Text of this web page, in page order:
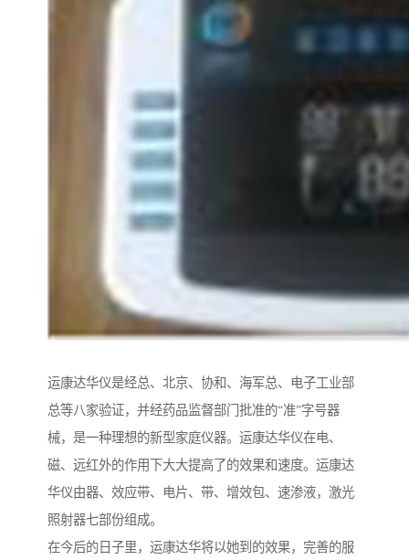
运康达华仪是经总、北京、协和、海军总、电子工业部
总等八家验证，并经药品监督部门批准的“准”字号器
械，是一种理想的新型家庭仪器。运康达华仪在电、
磁、远红外的作用下大大提高了的效果和速度。运康达
华仪由器、效应带、电片、带、增效包、速渗液，激光
照射器七部份组成。
在今后的日子里，运康达华将以她到的效果，完善的服